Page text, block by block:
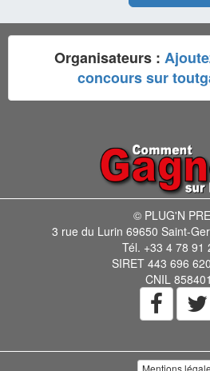
Organisateurs :
concours sur
© PLUG'N
3 rue du Lurin 69650 Saint-
Tél. +33 4 78 91
SIRET 443 696
CNIL 858401
Mentions